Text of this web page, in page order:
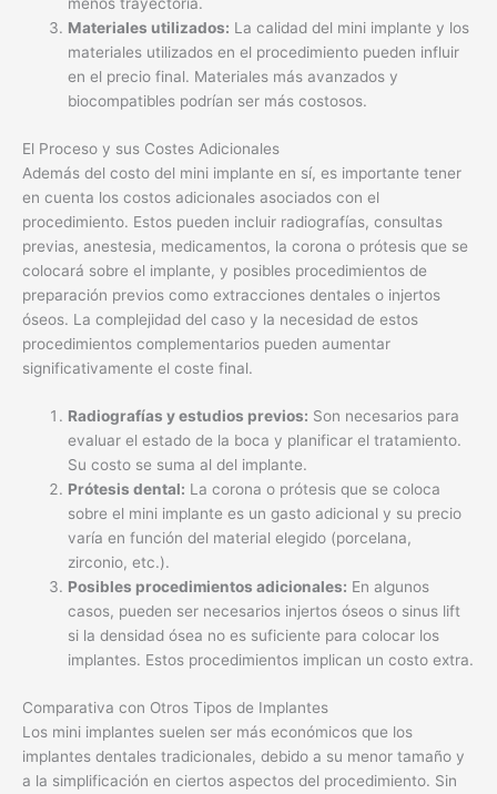
Materiales utilizados: La calidad del mini implante y los
materiales utilizados en el procedimiento pueden influir
en el precio final. Materiales más avanzados y
biocompatibles podrían ser más costosos.
El Proceso y sus Costes Adicionales
Además del costo del mini implante en sí, es importante tener
en cuenta los costos adicionales asociados con el
procedimiento. Estos pueden incluir radiografías, consultas
previas, anestesia, medicamentos, la corona o prótesis que se
colocará sobre el implante, y posibles procedimientos de
preparación previos como extracciones dentales o injertos
óseos. La complejidad del caso y la necesidad de estos
procedimientos complementarios pueden aumentar
significativamente el coste final.
Radiografías y estudios previos: Son necesarios para
evaluar el estado de la boca y planificar el tratamiento.
Su costo se suma al del implante.
Prótesis dental: La corona o prótesis que se coloca
sobre el mini implante es un gasto adicional y su precio
varía en función del material elegido (porcelana,
zirconio, etc.).
Posibles procedimientos adicionales: En algunos
casos, pueden ser necesarios injertos óseos o sinus lift
si la densidad ósea no es suficiente para colocar los
implantes. Estos procedimientos implican un costo extra.
Comparativa con Otros Tipos de Implantes
Los mini implantes suelen ser más económicos que los
implantes dentales tradicionales, debido a su menor tamaño y
a la simplificación en ciertos aspectos del procedimiento. Sin